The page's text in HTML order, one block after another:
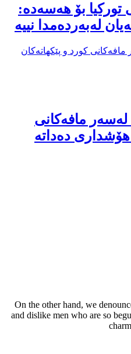
تورکیا بۆ هەسەدە:
لەبەردەمدا نییە
لەسەر مافەکانى
هۆشدارى دەداتە
On the other hand, we
and dislike men who are so